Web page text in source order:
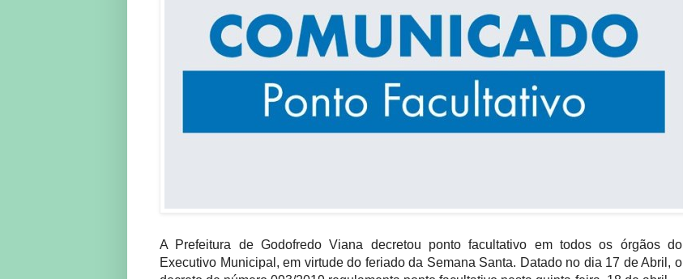
A Prefeitura de Godofredo Viana decretou ponto facultativo em todos os órgãos do
Executivo Municipal, em virtude do feriado da Semana Santa. Datado no dia 17 de Abril, o